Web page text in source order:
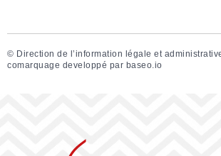
© Direction de l’information légale et
comarquage developpé par baseo.io